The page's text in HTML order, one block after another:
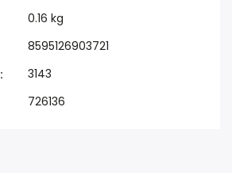
0.16 kg
8595126903721
:
3143
726136